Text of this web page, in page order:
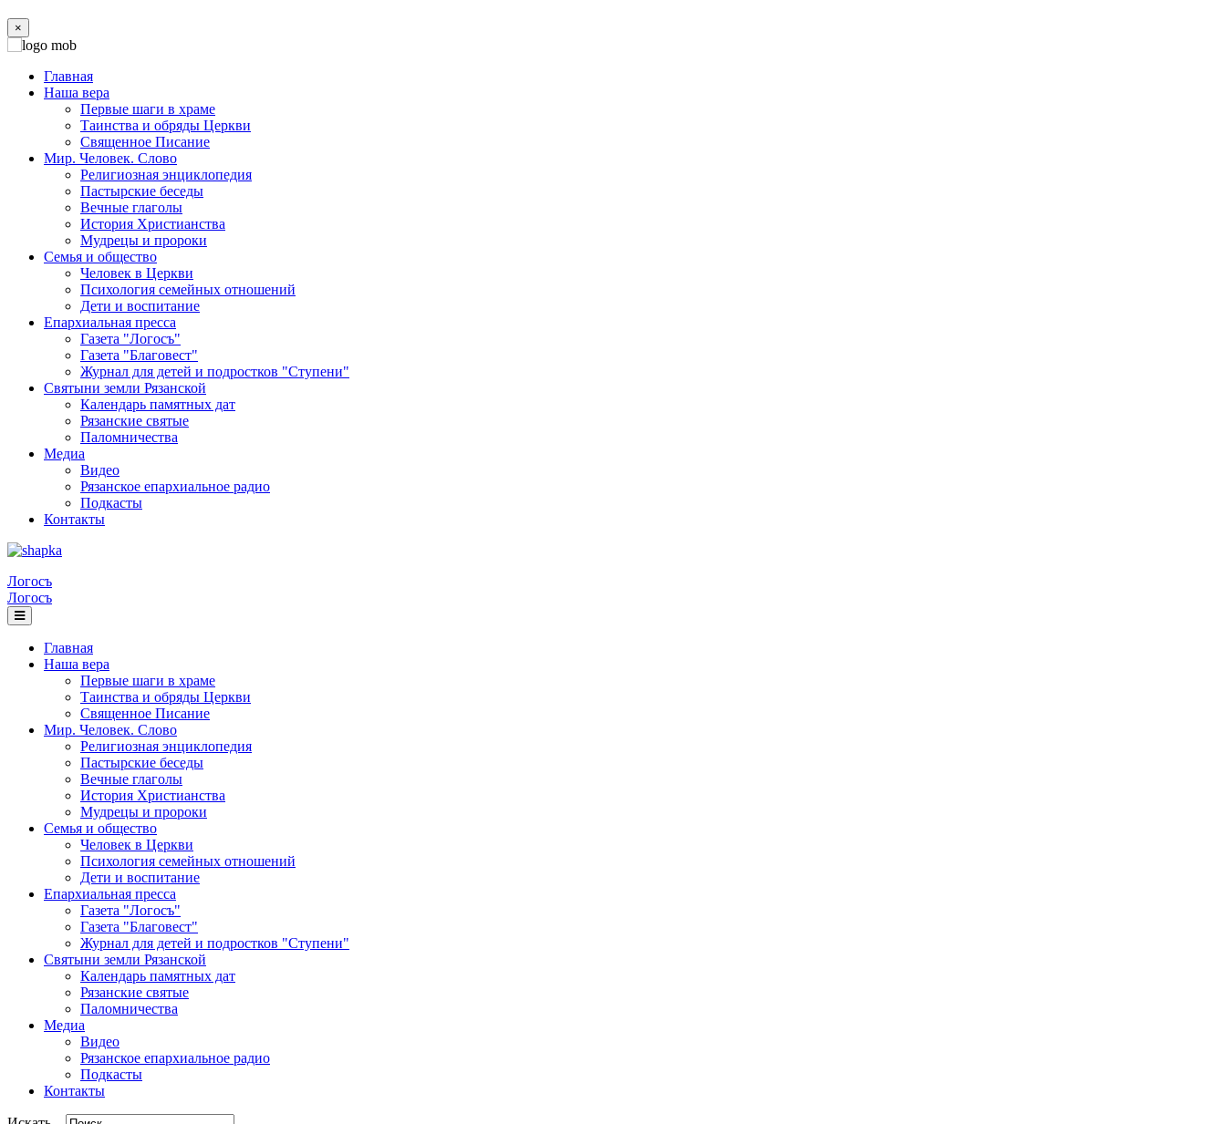
×
Главная
Наша вера
Первые шаги в храме
Таинства и обряды Церкви
Священное Писание
Мир. Человек. Слово
Религиозная энциклопедия
Пастырские беседы
Вечные глаголы
История Христианства
Мудрецы и пророки
Семья и общество
Человек в Церкви
Психология семейных отношений
Дети и воспитание
Епархиальная пресса
Газета "Логосъ"
Газета "Благовест"
Журнал для детей и подростков "Ступени"
Святыни земли Рязанской
Календарь памятных дат
Рязанские святые
Паломничества
Медиа
Видео
Рязанское епархиальное радио
Подкасты
Контакты
Логосъ
Логосъ
Главная
Наша вера
Первые шаги в храме
Таинства и обряды Церкви
Священное Писание
Мир. Человек. Слово
Религиозная энциклопедия
Пастырские беседы
Вечные глаголы
История Христианства
Мудрецы и пророки
Семья и общество
Человек в Церкви
Психология семейных отношений
Дети и воспитание
Епархиальная пресса
Газета "Логосъ"
Газета "Благовест"
Журнал для детей и подростков "Ступени"
Святыни земли Рязанской
Календарь памятных дат
Рязанские святые
Паломничества
Медиа
Видео
Рязанское епархиальное радио
Подкасты
Контакты